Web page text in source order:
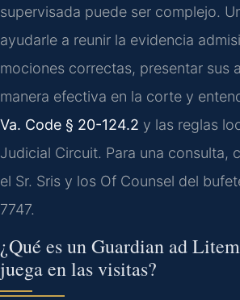
supervisada puede ser complejo.
ayudarle a reunir la evidencia
mociones correctas, presentar sus
manera efectiva en la corte y
Va. Code § 20-124.2 y las reglas
Judicial Circuit. Para una consulta,
el Sr. Sris y los Of Counsel del
7747.
¿Qué es un Guardian ad
juega en las visitas?